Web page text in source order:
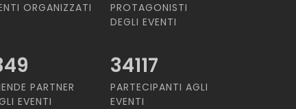
ORGANIZZATI
PROTAGONISTI
DEGLI EVENTI
PARTNER
EVENTI
34117
PARTECIPANTI AGLI
EVENTI